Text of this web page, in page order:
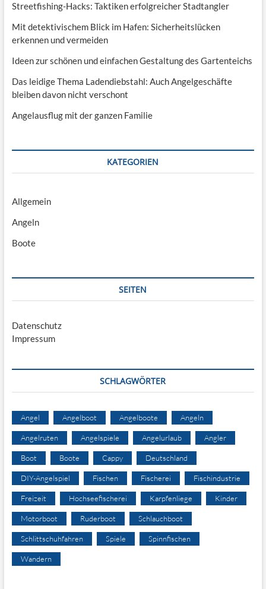
Streetfishing-Hacks: Taktiken erfolgreicher Stadtangler
Mit detektivischem Blick im Hafen: Sicherheitslücken
erkennen und vermeiden
Ideen zur schönen und einfachen Gestaltung des Gartenteichs
Das leidige Thema Ladendiebstahl: Auch Angelgeschäfte
bleiben davon nicht verschont
Angelausflug mit der ganzen Familie
KATEGORIEN
Allgemein
Angeln
Boote
SEITEN
Datenschutz
Impressum
SCHLAGWÖRTER
Angel Angelboot Angelboote Angeln
Angelruten Angelspiele Angelurlaub Angler
Boot Boote Cappy Deutschland
DIY-Angelspiel Fischen Fischerei Fischindustrie
Freizeit Hochseefischerei Karpfenliege Kinder
Motorboot Ruderboot Schlauchboot
Schlittschuhfahren Spiele Spinnfischen
Wandern